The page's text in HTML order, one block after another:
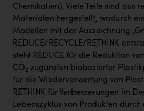
Chemikalien). Viele Teile sind aus
Materialen hergestellt, wodurch
Modellen mit der Auszeichnung
REDUCE/RECYCLE/RETHINK
steht REDUCE für die Reduktion
CO2 zugunsten biobasierter
für die Wiederverwertung von
RETHINK für Verbesserungen im
Lebenszyklus von Produkten durch